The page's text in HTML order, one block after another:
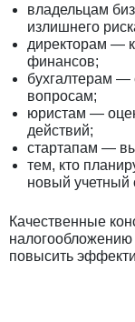
владельцам
излишнего
директорам —
финансов;
бухгалтерам —
вопросам;
юристам —
действий;
стартапам —
тем, кто
новый учетный
Качественные
повысить